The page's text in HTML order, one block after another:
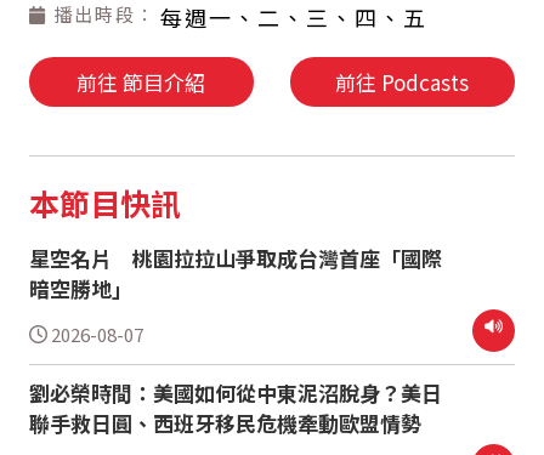
播出時段： 每週一、二、三、四、五
前往 節目介紹 前往 Podcasts
本節目快訊
星空名片 桃園拉拉山爭取成台灣首座「國際
暗空勝地」
2026-08-07
劉必榮時間：美國如何從中東泥沼脫身？美日
聯手救日圓、西班牙移民危機牽動歐盟情勢